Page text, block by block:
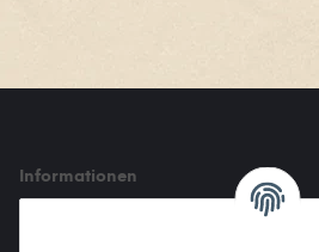
Informationen